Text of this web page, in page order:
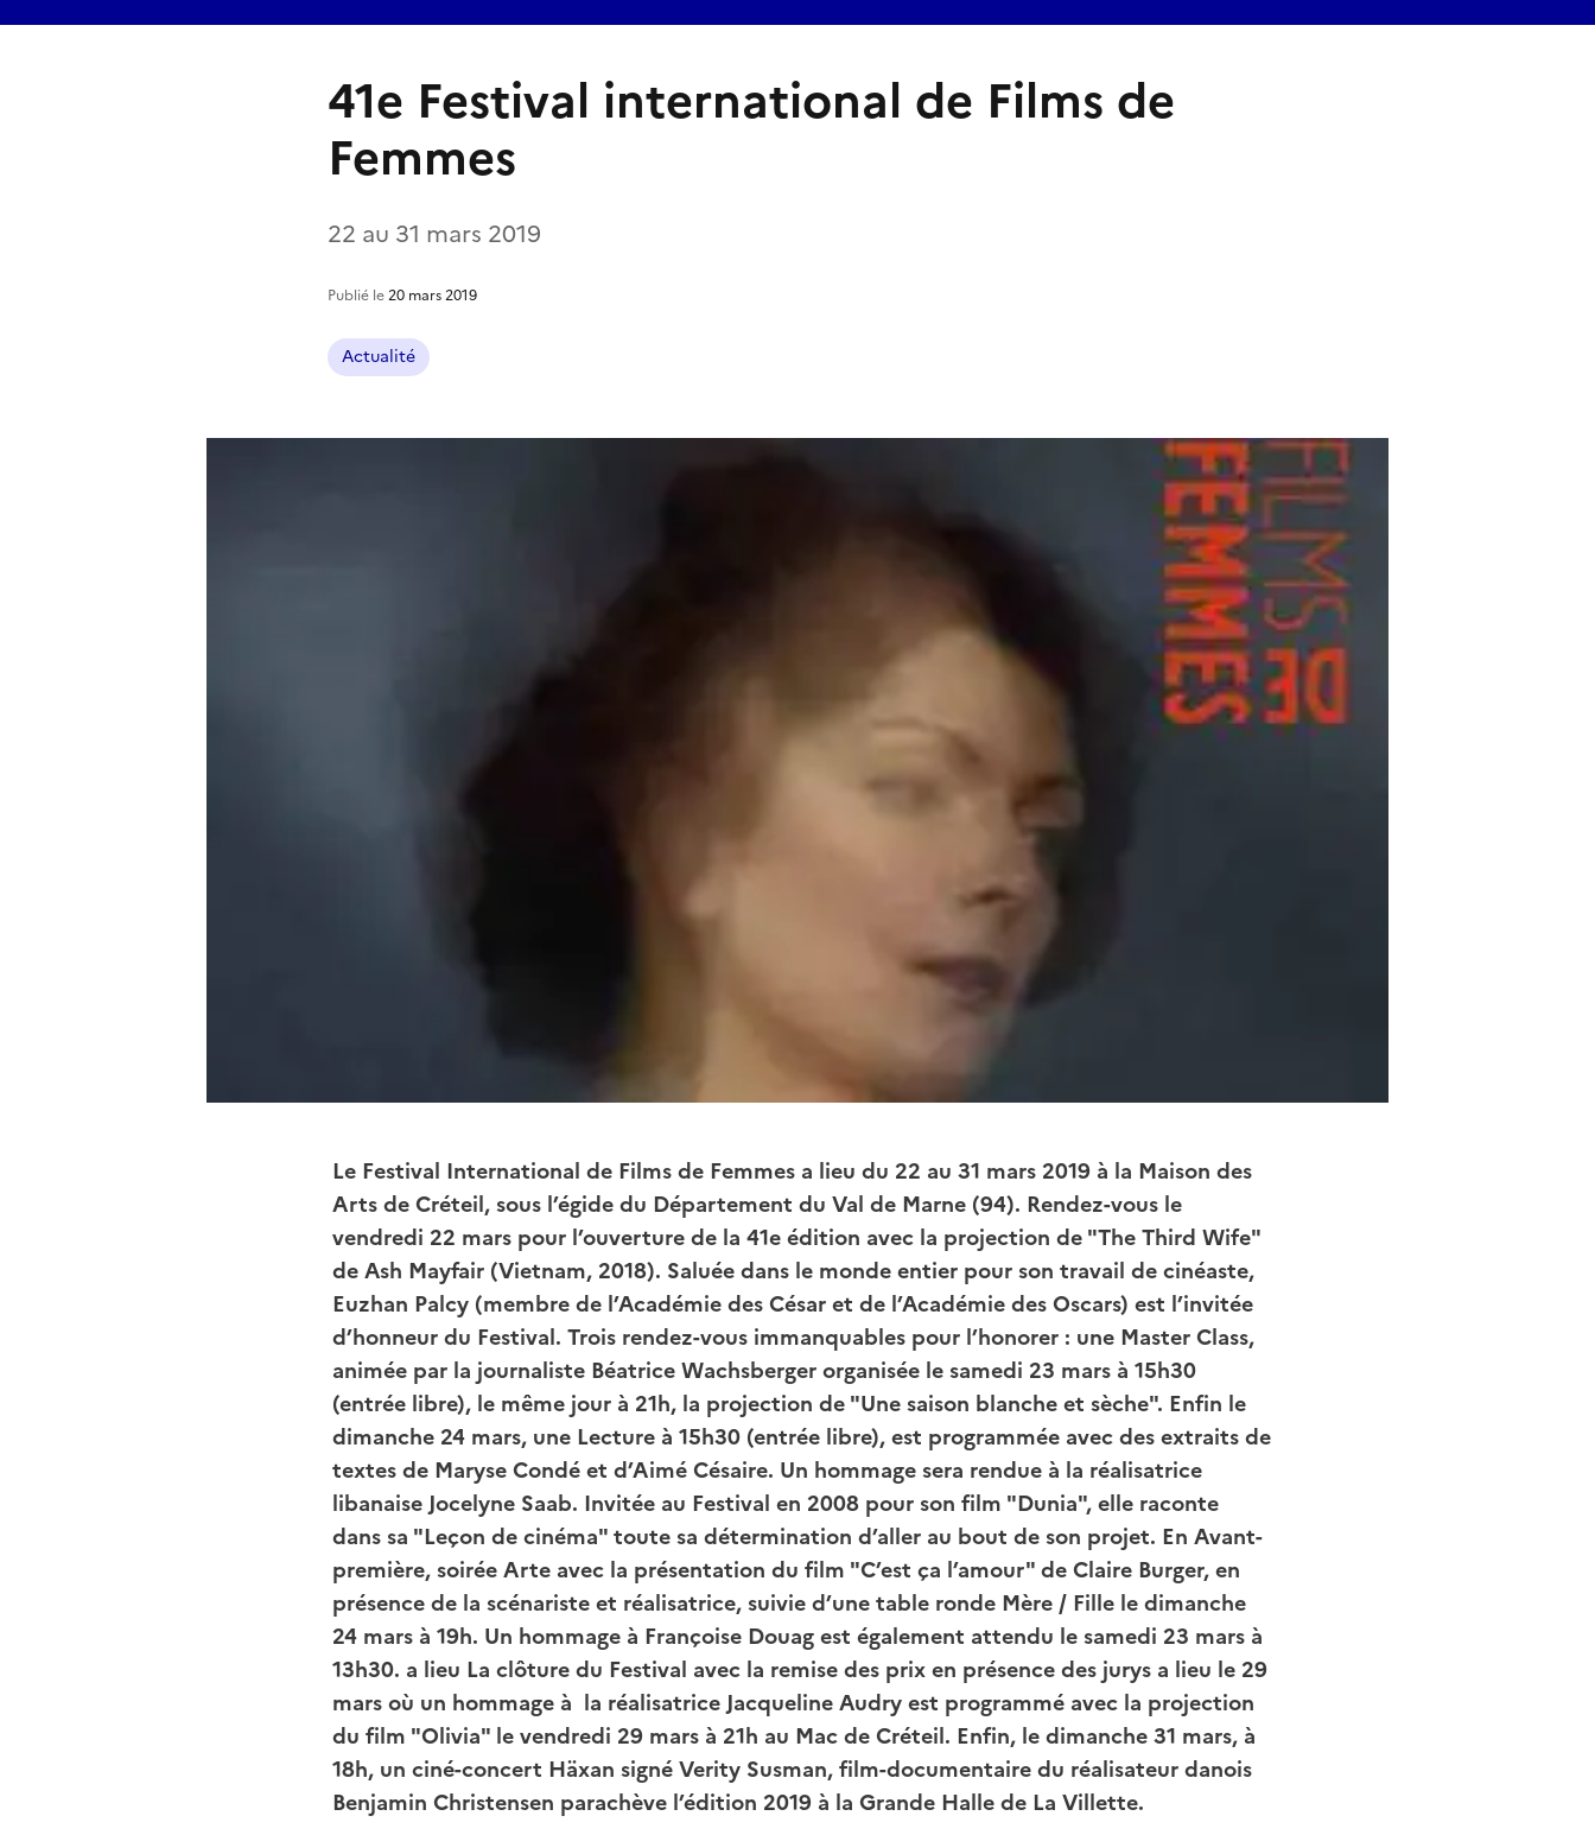
41e Festival international de Films de
Femmes
22 au 31 mars 2019
Publié le20 mars 2019
Actualité
Le Festival International de Films de Femmes a lieu du 22 au 31 mars 2019 à la Maison des
Arts de Créteil, sous l’égide du Département du Val de Marne (94). Rendez-vous le
vendredi 22 mars pour l’ouverture de la 41e édition avec la projection de "The Third Wife"
de Ash Mayfair (Vietnam, 2018). Saluée dans le monde entier pour son travail de cinéaste,
Euzhan Palcy (membre de l’Académie des César et de l’Académie des Oscars) est l’invitée
d’honneur du Festival. Trois rendez-vous immanquables pour l’honorer : une Master Class,
animée par la journaliste Béatrice Wachsberger organisée le samedi 23 mars à 15h30
(entrée libre), le même jour à 21h, la projection de "Une saison blanche et sèche". Enfin le
dimanche 24 mars, une Lecture à 15h30 (entrée libre), est programmée avec des extraits de
textes de Maryse Condé et d’Aimé Césaire. Un hommage sera rendue à la réalisatrice
libanaise Jocelyne Saab. Invitée au Festival en 2008 pour son film "Dunia", elle raconte
dans sa "Leçon de cinéma" toute sa détermination d’aller au bout de son projet. En Avant-
première, soirée Arte avec la présentation du film "C’est ça l’amour" de Claire Burger, en
présence de la scénariste et réalisatrice, suivie d’une table ronde Mère / Fille le dimanche
24 mars à 19h. Un hommage à Françoise Douag est également attendu le samedi 23 mars à
13h30. a lieu La clôture du Festival avec la remise des prix en présence des jurys a lieu le 29
mars où un hommage à la réalisatrice Jacqueline Audry est programmé avec la projection
du film "Olivia" le vendredi 29 mars à 21h au Mac de Créteil. Enfin, le dimanche 31 mars, à
18h, un ciné-concert Häxan signé Verity Susman, film-documentaire du réalisateur danois
Benjamin Christensen parachève l’édition 2019 à la Grande Halle de La Villette.